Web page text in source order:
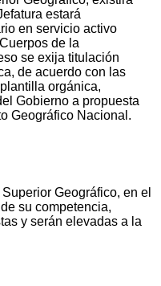
estará
en servicio activo
de la
se exija titulación
de acuerdo con las
orgánica,
Gobierno a propuesta
Geográfico Nacional.
Geográfico, en el
su competencia,
y serán elevadas a la